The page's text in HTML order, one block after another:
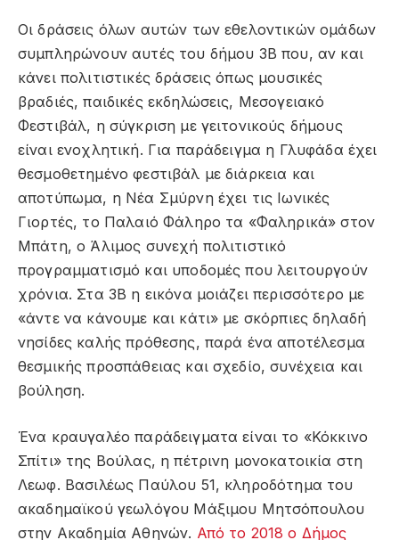
Οι δράσεις όλων αυτών των εθελοντικών ομάδων
συμπληρώνουν αυτές του δήμου 3Β που, αν και
κάνει πολιτιστικές δράσεις όπως μουσικές
βραδιές, παιδικές εκδηλώσεις, Μεσογειακό
Φεστιβάλ, η σύγκριση με γειτονικούς δήμους
είναι ενοχλητική. Για παράδειγμα η Γλυφάδα έχει
θεσμοθετημένο φεστιβάλ με διάρκεια και
αποτύπωμα, η Νέα Σμύρνη έχει τις Ιωνικές
Γιορτές, το Παλαιό Φάληρο τα «Φαληρικά» στον
Μπάτη, ο Άλιμος συνεχή πολιτιστικό
προγραμματισμό και υποδομές που λειτουργούν
χρόνια. Στα 3Β η εικόνα μοιάζει περισσότερο με
«άντε να κάνουμε και κάτι» με σκόρπιες δηλαδή
νησίδες καλής πρόθεσης, παρά ένα αποτέλεσμα
θεσμικής προσπάθειας και σχεδίο, συνέχεια και
βούληση.
Ένα κραυγαλέο παράδειγματα είναι το «Κόκκινο
Σπίτι» της Βούλας, η πέτρινη μονοκατοικία στη
Λεωφ. Βασιλέως Παύλου 51, κληροδότημα του
ακαδημαϊκού γεωλόγου Μάξιμου Μητσόπουλου
στην Ακαδημία Αθηνών. Από το 2018 ο Δήμος